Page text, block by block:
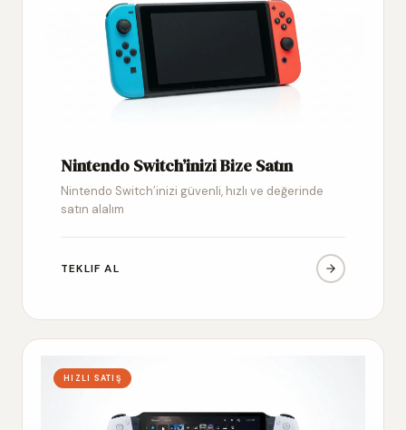
Nintendo Switch’inizi Bize Satın
Nintendo Switch’inizi güvenli, hızlı ve değerinde
satın alalım
TEKLIF AL
HIZLI SATIŞ